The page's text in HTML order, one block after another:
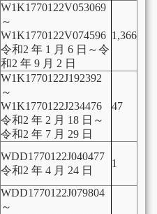
W1K1770122V053069
～
W1K1770122V074596
令和2 年 1 月 6 日～令
和2 年 9 月 2 日
1,366
W1K1770122J192392
～
W1K1770122J234476
令和2 年 2 月 18 日～
令和2 年 7 月 29 日
47
WDD1770122J040477
令和2 年 4 月 24 日
1
WDD1770122J079804
～